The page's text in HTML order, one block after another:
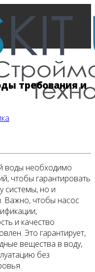
требования и
воды необходимо
чтобы гарантировать
системы, но и
Важно, чтобы насос
и качество
Это гарантирует,
вещества в воду,
без